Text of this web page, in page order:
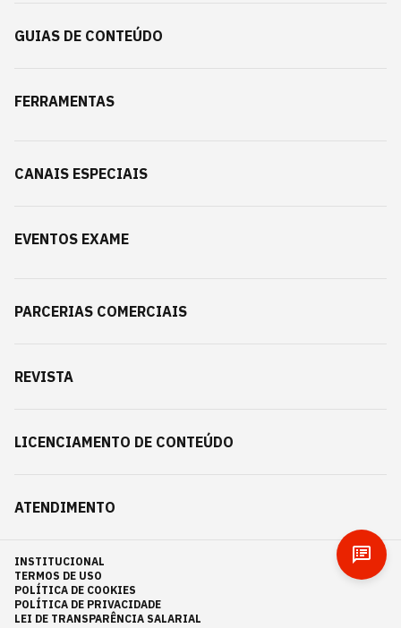
GUIAS DE CONTEÚDO
FERRAMENTAS
CANAIS ESPECIAIS
EVENTOS EXAME
PARCERIAS COMERCIAIS
REVISTA
LICENCIAMENTO DE CONTEÚDO
ATENDIMENTO
INSTITUCIONAL
TERMOS DE USO
POLÍTICA DE COOKIES
POLÍTICA DE PRIVACIDADE
LEI DE TRANSPARÊNCIA SALARIAL